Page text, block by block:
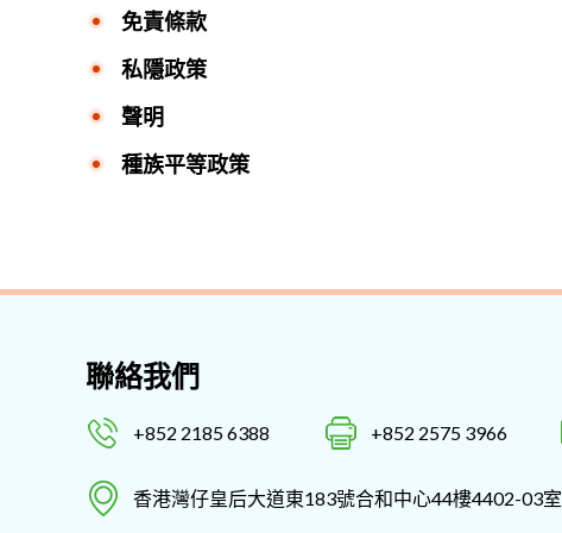
免責條款
私隱政策
聲明
種族平等政策
聯絡我們
+852 2185 6388 +852 2575 3966
香港灣仔皇后大道東183號合和中心44樓4402-03室